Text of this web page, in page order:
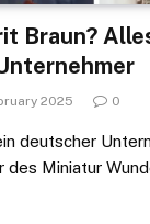
Braun?
2025 0
deutscher
des Miniatur